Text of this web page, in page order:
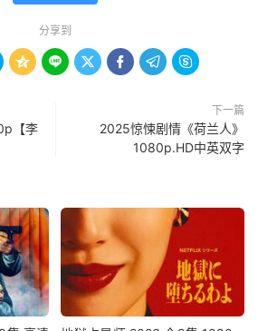
分享到
     
【李
下一篇
2025惊悚剧情《荷兰人》
1080p.HD中英双字